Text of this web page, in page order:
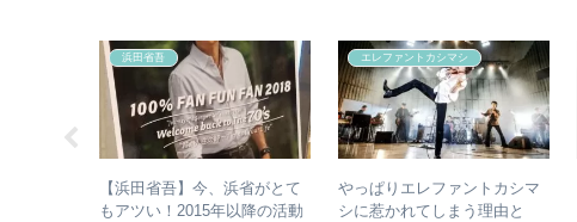
浜田省吾
【浜田省吾】今、浜省がとて
もアツい！2015年以降の活動
エレファントカシマシ
やっぱりエレファントカシマ
シに惹かれてしまう理由と